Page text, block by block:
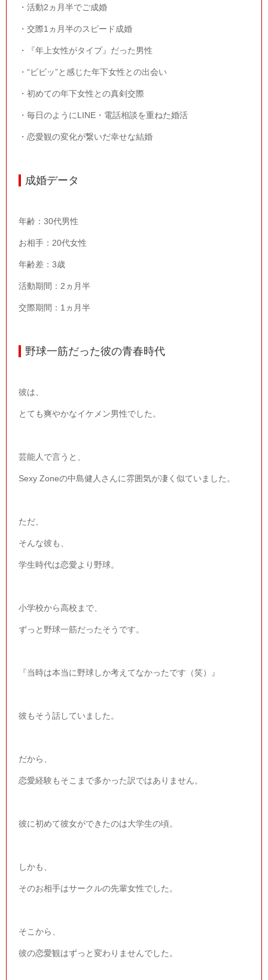
・活動2 ヵ月半でご成婚
・交際1 ヵ月半のスピード成婚
・『年上女性がタイプ』だった男性
・“ビビッ”と感じた年下女性との出会い
・初めての年下女性との真剣交際
・毎日のようにLINE ・電話相談を重ねた婚活
・恋愛観の変化が繋いだ幸せな結婚
成婚データ
年齢： 30代男性
お相手： 20代女性
年齢差：3歳
活動期間： 2 ヵ月半
交際期間： 1 ヵ月半
野球一筋だった彼の青春時代
彼は、
とても爽やかなイケメン男性でした。
芸能人で言うと、
Sexy Zoneの中島健人さんに雰囲気が凄く似ていました。
ただ、
そんな彼も、
学生時代は恋愛より野球。
小学校から高校まで、
ずっと野球一筋だったそうです。
『当時は本当に野球しか考えてなかったです（笑）』
彼もそう話していました。
だから、
恋愛経験もそこまで多かった訳ではありません。
彼に初めて彼女ができたのは大学生の頃。
しかも、
そのお相手はサークルの先輩女性でした。
そこから、
彼の恋愛観はずっと変わりませんでした。